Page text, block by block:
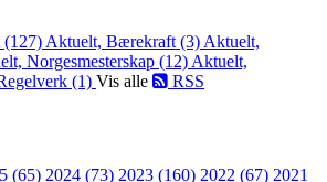
(127) Aktuelt, Bærekraft (3) Aktuelt,
Norgesmesterskap (12) Aktuelt,
(1) Vis alle RSS
(65) 2024 (73) 2023 (160) 2022 (67) 2021